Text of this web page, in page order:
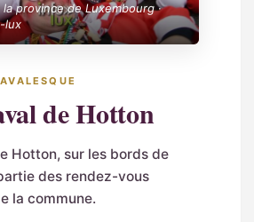
de Hotton
Hotton, sur les bords de
des rendez-vous
la commune.
la province de Luxembourg ·
lux